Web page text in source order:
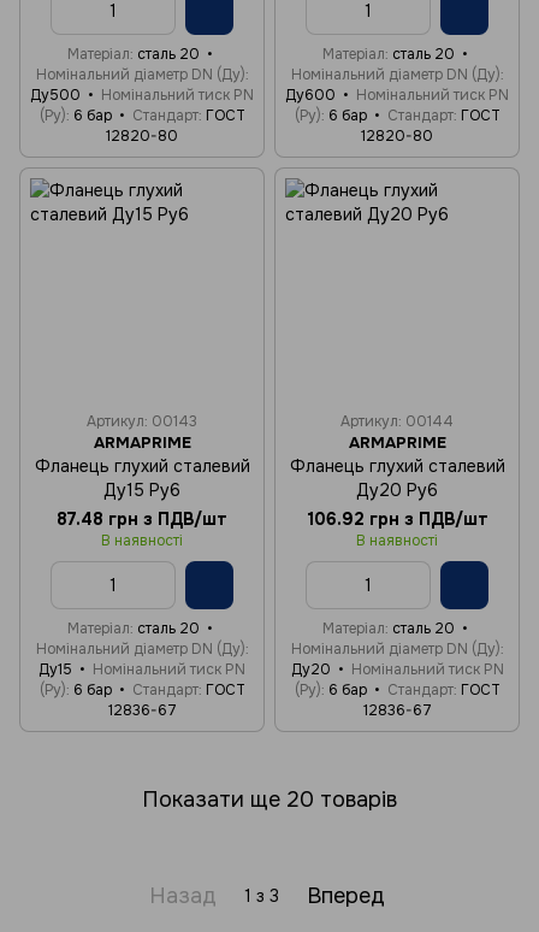
Матеріал сталь 20
Номінальний діаметр DN (Ду)
Ду500
Номінальний тиск PN
(Ру) 6 бар Стандарт ГОСТ
12820-80
Матеріал сталь 20
Номінальний діаметр DN (Ду)
Ду600
Номінальний тиск PN
(Ру) 6 бар Стандарт ГОСТ
12820-80
Артикул: 00143
ARMAPRIME
Фланець глухий сталевий
Ду15 Ру6
87.48 грн з ПДВ/шт
В наявності
Матеріал сталь 20
Номінальний діаметр DN (Ду)
Ду15
Номінальний тиск PN
(Ру) 6 бар Стандарт ГОСТ
12836-67
Артикул: 00144
ARMAPRIME
Фланець глухий сталевий
Ду20 Ру6
106.92 грн з ПДВ/шт
В наявності
Матеріал сталь 20
Номінальний діаметр DN (Ду)
Ду20
Номінальний тиск PN
(Ру) 6 бар Стандарт ГОСТ
12836-67
Показати ще 20 товарів
Назад 1 з 3 Вперед